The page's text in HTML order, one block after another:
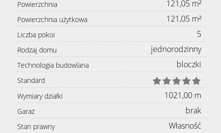
Powierzchnia 121,05 m²
Powierzchnia użytkowa 121,05 m²
Liczba pokoi 5
Rodzaj domu jednorodzinny
Technologia budowlana bloczki
Standard
Wymiary działki
1021,00 m
Garaż brak
Stan prawny Własność